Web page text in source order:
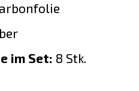
im Set: 8 Stk.